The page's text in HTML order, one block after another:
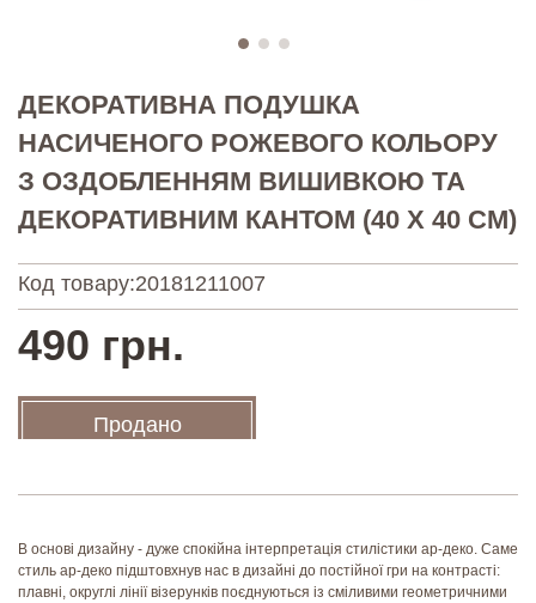
ДЕКОРАТИВНА ПОДУШКА
НАСИЧЕНОГО РОЖЕВОГО КОЛЬОРУ
З ОЗДОБЛЕННЯМ ВИШИВКОЮ ТА
ДЕКОРАТИВНИМ КАНТОМ (40 Х 40 СМ)
Код товару:20181211007
490 грн.
Продано
В основі дизайну - дуже спокійна інтерпретація стилістики ар-деко. Саме
стиль ар-деко підштовхнув нас в дизайні до постійної гри на контрасті:
плавні, округлі лінії візерунків поєднуються із сміливими геометричними